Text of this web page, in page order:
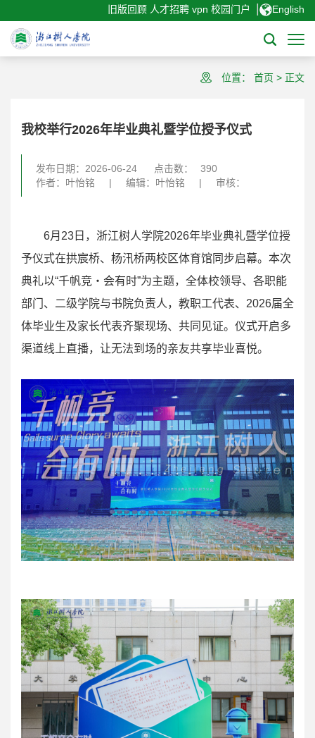
旧版回顾 人才招聘 vpn 校园门户 English
位置： 首页 > 正文
我校举行2026年毕业典礼暨学位授予仪式
发布日期：2026-06-24 点击数：
390
作者：叶怡铭
| 编辑：叶怡铭 | 审核：
6月23日，浙江树人学院2026年毕业典礼暨学位授
予仪式在拱宸桥、杨汛桥两校区体育馆同步启幕。本次
典礼以“千帆竞・会有时”为主题，全体校领导、各职能
部门、二级学院与书院负责人，教职工代表、2026届全
体毕业生及家长代表齐聚现场、共同见证。仪式开启多
渠道线上直播，让无法到场的亲友共享毕业喜悦。